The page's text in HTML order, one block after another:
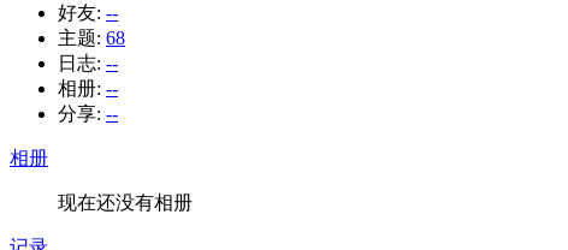
好友: --
主题: 68
日志: --
相册: --
分享: --
相册
现在还没有相册